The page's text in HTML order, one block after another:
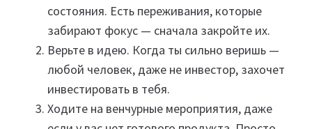
состояния. Есть переживания, которые
забирают фокус — сначала закройте их.
Верьте в идею. Когда ты сильно веришь —
любой человек, даже не инвестор, захочет
инвестировать в тебя.
Ходите на венчурные мероприятия, даже